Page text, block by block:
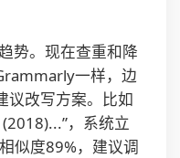
势。现在查重和降
一样，边
议改写方案。比如
，系统立
似度89%，建议调